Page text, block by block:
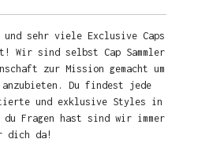
sehr viele Exclusive Caps
Wir sind selbst Cap Sammler
zur Mission gemacht um
Du findest jede
und exklusive Styles in
du Fragen hast sind wir immer
dich da!